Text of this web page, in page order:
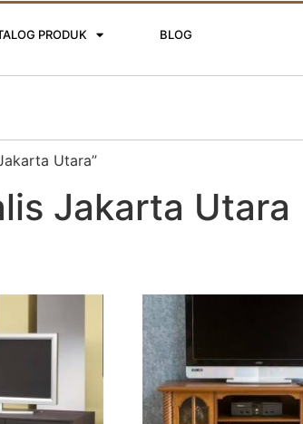
PRODUK BLOG
Utara”
Jakarta Utara